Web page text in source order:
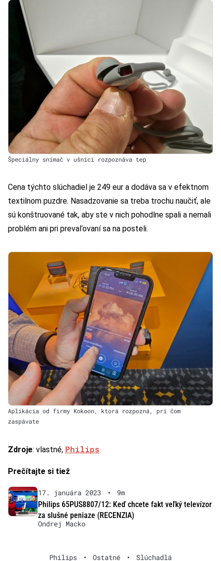
Špeciálny snímač v ušnici rozpoznáva tep
Cena týchto slúchadiel je 249 eur a dodáva sa v efektnom
textilnom puzdre. Nasadzovanie sa treba trochu naučiť, ale
sú konštruované tak, aby ste v nich pohodlne spali a nemali
problém ani pri prevaľovaní sa na posteli.
Aplikácia od firmy Kokoon, ktorá rozpozná, pri čom
zaspávate
Zdroje: vlastné, Philips
Prečítajte si tiež
17. januára 2023 •
9m
Philips 65PUS8807/12: Keď chcete fakt veľký televízor
za slušné peniaze (RECENZIA)
Ondrej Macko
Philips • Ostatné • Slúchadlá